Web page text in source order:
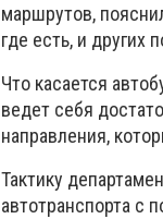
маршрутов,
где есть, и других
Что касается
ведет себя
направления,
Тактику
автотранспорта с